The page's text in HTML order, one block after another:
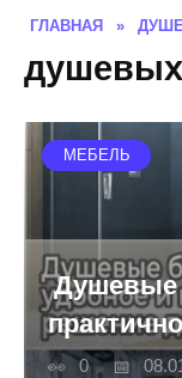
ГЛАВНАЯ »
МЕБЕЛЬ
Душевые
0